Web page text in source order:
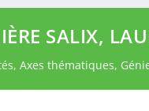
SALIX,
, Axes thématiques,